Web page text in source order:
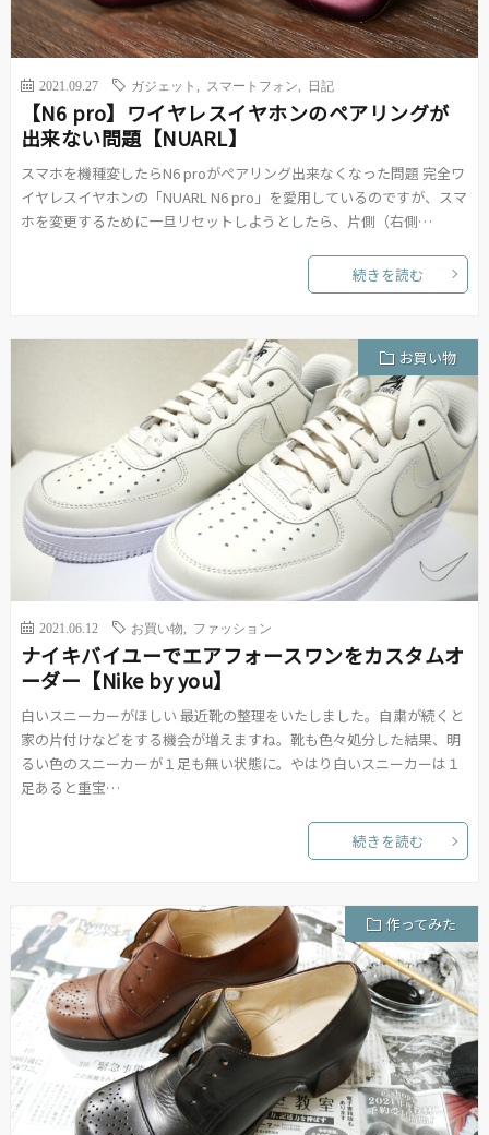
2021.09.27 ガジェット スマートフォン 日記
【N6 pro】ワイヤレスイヤホンのペアリングが
出来ない問題【NUARL】
スマホを機種変したらN6 proがペアリング出来なくなった問題 完全ワ
イヤレスイヤホンの「NUARL N6 pro」を愛用しているのですが、スマ
ホを変更するために一旦リセットしようとしたら、片側（右側…
続きを読む
お買い物
2021.06.12 お買い物 ファッション
ナイキバイユーでエアフォースワンをカスタムオ
ーダー【Nike by you】
白いスニーカーがほしい 最近靴の整理をいたしました。自粛が続くと
家の片付けなどをする機会が増えますね。靴も色々処分した結果、明
るい色のスニーカーが１足も無い状態に。やはり白いスニーカーは１
足あると重宝…
続きを読む
作ってみた